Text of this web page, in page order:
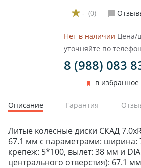
ЗИМНИЕ
ЛЕТНИЕ
ВСЕСЕЗОННЫЕ
ДЛЯ ГРУЗОВЫХ АВТО
ЛИТЫЕ
ШТАМПОВАНЫЕ
ДЛЯ ГРУЗОВЫХ АВТО
- (0)
Нет в наличии Цена/
уточняйте по
8 (988) 083
в избранное
Описание Гарантия
Литые колесные диски СКАД
67.1 мм с параметрами: ширина:
крепеж: 5*100, вылет: 38 мм и
центрального отверстия): 67.1